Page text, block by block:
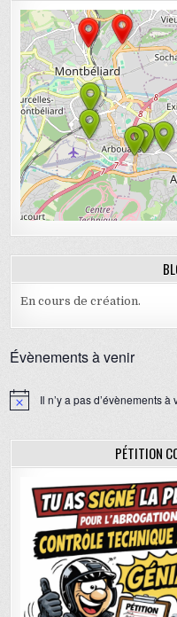
En cours de création.
Évènements à venir
N
Il n’y a pas d’évènements à
PÉTITION